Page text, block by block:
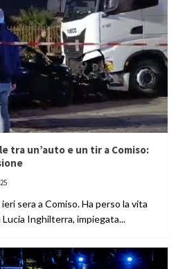
tra un’auto e un tir a Comiso:
sera a Comiso. Ha perso la vita
Inghilterra, impiegata...